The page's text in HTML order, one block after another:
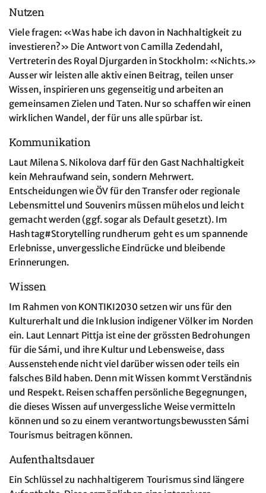
Nutzen
Viele fragen: «Was habe ich davon in Nachhaltigkeit zu
investieren?» Die Antwort von Camilla Zedendahl,
Vertreterin des Royal Djurgarden in Stockholm: «Nichts.»
Ausser wir leisten alle aktiv einen Beitrag, teilen unser
Wissen, inspirieren uns gegenseitig und arbeiten an
gemeinsamen Zielen und Taten. Nur so schaffen wir einen
wirklichen Wandel, der für uns alle spürbar ist.
Kommunikation
Laut Milena S. Nikolova darf für den Gast Nachhaltigkeit
kein Mehraufwand sein, sondern Mehrwert.
Entscheidungen wie ÖV für den Transfer oder regionale
Lebensmittel und Souvenirs müssen mühelos und leicht
gemacht werden (ggf. sogar als Default gesetzt). Im
Hashtag#Storytelling rundherum geht es um spannende
Erlebnisse, unvergessliche Eindrücke und bleibende
Erinnerungen.
Wissen
Im Rahmen von KONTIKI2030 setzen wir uns für den
Kulturerhalt und die Inklusion indigener Völker im Norden
ein. Laut Lennart Pittja ist eine der grössten Bedrohungen
für die Sámi, und ihre Kultur und Lebensweise, dass
Aussenstehende nicht viel darüber wissen oder teils ein
falsches Bild haben. Denn mit Wissen kommt Verständnis
und Respekt. Reisen schaffen persönliche Begegnungen,
die dieses Wissen auf unvergessliche Weise vermitteln
können und so zu einem verantwortungsbewussten Sámi
Tourismus beitragen können.
Aufenthaltsdauer
Ein Schlüssel zu nachhaltigerem Tourismus sind längere